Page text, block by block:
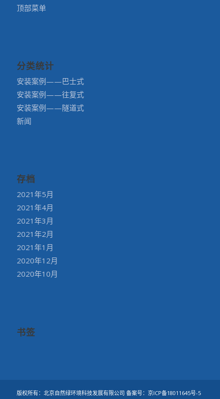
顶部菜单
分类统计
安装案例——巴士式
安装案例——往复式
安装案例——隧道式
新闻
存档
2021年5月
2021年4月
2021年3月
2021年2月
2021年1月
2020年12月
2020年10月
书签
版权所有：北京自然绿环境科技发展有限公司 备案号： 京ICP备18011645号-5